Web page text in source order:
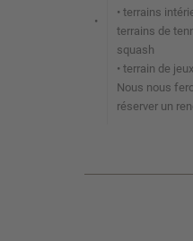
•
• terrains
terrains de
squash
• terrain de jeux
Nous nous
réserver un